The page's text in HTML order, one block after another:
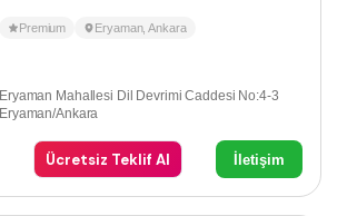
Premium Eryaman,Ankara
Eryaman Mahallesi Dil Devrimi Caddesi No:4-3
Eryaman/Ankara
Ücretsiz Teklif Al İletişim